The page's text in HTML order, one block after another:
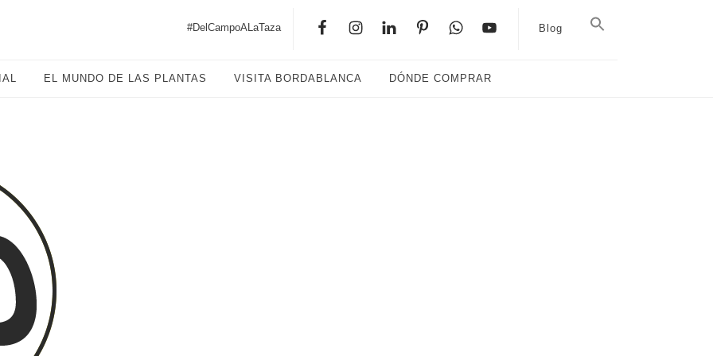
Blog
#DelCampoALaTaza
EL MUNDO DE LAS PLANTAS VISITA BORDABLANCA DÓNDE COMPRAR